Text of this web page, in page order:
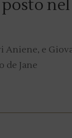
nel
Aniene, e
de Jane